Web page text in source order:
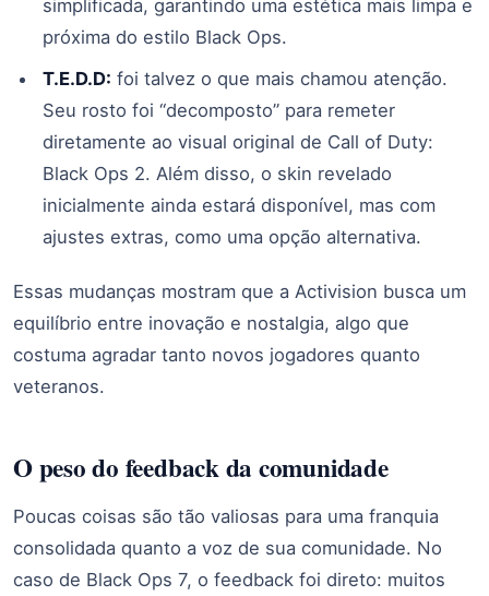
simplificada, garantindo uma estética mais limpa e
próxima do estilo Black Ops.
T.E.D.D: foi talvez o que mais chamou atenção.
Seu rosto foi “decomposto” para remeter
diretamente ao visual original de Call of Duty:
Black Ops 2. Além disso, o skin revelado
inicialmente ainda estará disponível, mas com
ajustes extras, como uma opção alternativa.
Essas mudanças mostram que a Activision busca um
equilíbrio entre inovação e nostalgia, algo que
costuma agradar tanto novos jogadores quanto
veteranos.
O peso do feedback da comunidade
Poucas coisas são tão valiosas para uma franquia
consolidada quanto a voz de sua comunidade. No
caso de Black Ops 7, o feedback foi direto: muitos